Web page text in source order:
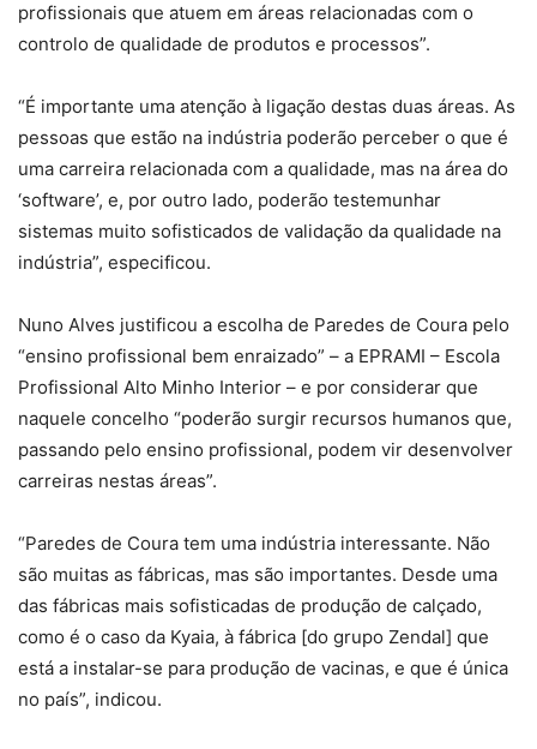
profissionais que atuem em áreas relacionadas com o
controlo de qualidade de produtos e processos”.
“É importante uma atenção à ligação destas duas áreas. As
pessoas que estão na indústria poderão perceber o que é
uma carreira relacionada com a qualidade, mas na área do
‘software’, e, por outro lado, poderão testemunhar
sistemas muito sofisticados de validação da qualidade na
indústria”, especificou.
Nuno Alves justificou a escolha de Paredes de Coura pelo
“ensino profissional bem enraizado” – a EPRAMI – Escola
Profissional Alto Minho Interior – e por considerar que
naquele concelho “poderão surgir recursos humanos que,
passando pelo ensino profissional, podem vir desenvolver
carreiras nestas áreas”.
“Paredes de Coura tem uma indústria interessante. Não
são muitas as fábricas, mas são importantes. Desde uma
das fábricas mais sofisticadas de produção de calçado,
como é o caso da Kyaia, à fábrica [do grupo Zendal] que
está a instalar-se para produção de vacinas, e que é única
no país”, indicou.